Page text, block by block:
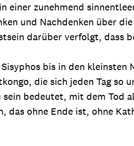
einer zunehmend
und Nachdenken über
darüber verfolgt,
bis in den kleinsten
die sich jeden Tag so
bedeutet, mit dem Tod
das ohne Ende ist, ohne